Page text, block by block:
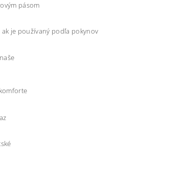
pásom
ak je používaný podľa pokynov